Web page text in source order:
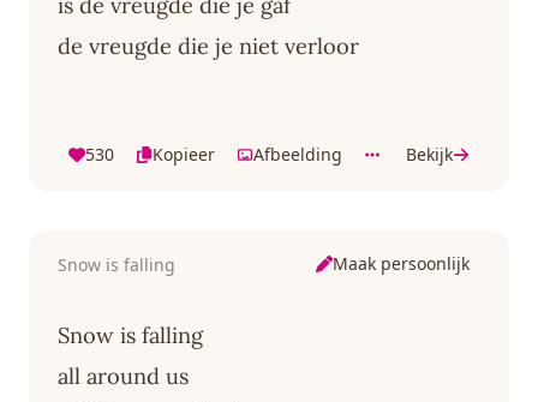
de vreugde die je niet verloor
530 Kopieer Afbeelding Bekijk
Snow is falling Maak persoonlijk
Snow is falling
all around us